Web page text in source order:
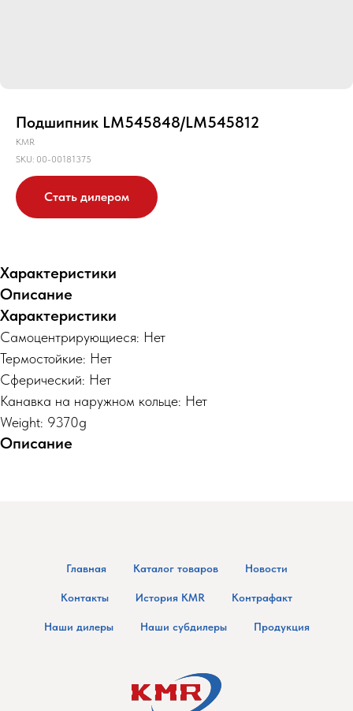
Подшипник LM545848/LM545812
KMR
SKU: 00-00181375
Стать дилером
Характеристики
Описание
Характеристики
Самоцентрирующиеся: Нет
Термостойкие: Нет
Сферический: Нет
Канавка на наружном кольце: Нет
Weight: 9370g
Описание
Главная Каталог товаров Новости
Контакты История KMR Контрафакт
Наши дилеры Наши субдилеры Продукция